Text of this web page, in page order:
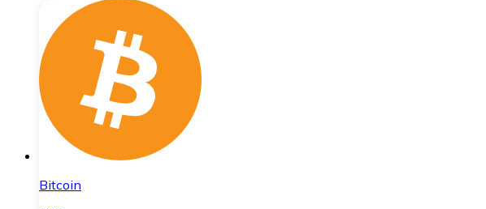
Bitcoin